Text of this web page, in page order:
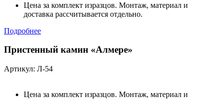
Цена за комплект изразцов. Монтаж, материал и
доставка рассчитывается отдельно.
Подробнее
Пристенный камин «Алмере»
Артикул: Л-54
Цена за комплект изразцов. Монтаж, материал и